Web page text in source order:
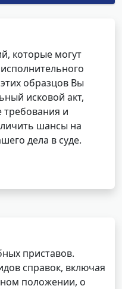
которые могут
образцов Вы
исковой акт,
и
шансы на
дела в суде.
приставов.
справок, включая
положении, о